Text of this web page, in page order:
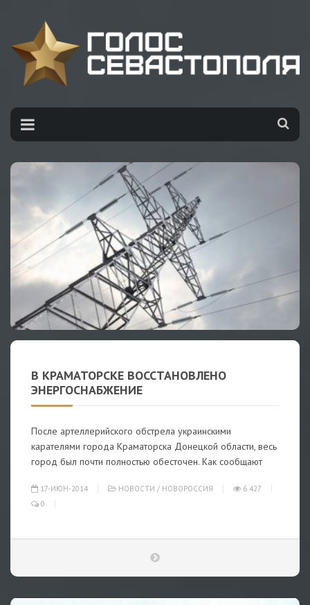
В КРАМАТОРСКЕ ВОССТАНОВЛЕНО
ЭНЕРГОСНАБЖЕНИЕ
После артеллерийского обстрела украинскими
карателями города Краматорска Донецкой области, весь
город был почти полностью обесточен. Как сообщают
17-ИЮН-2014 НОВОСТИ / НОВОРОССИЯ
6 427
0